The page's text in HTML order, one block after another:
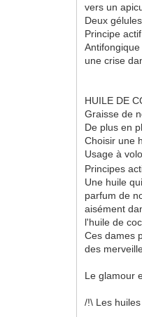
vers un
Deux
Principe
une crise
HUILE DE
Graisse de
De plus en
Choisir une
Usage à
Principes
Une huile
parfum de
aisément
l'huile de
Ces dames
des
Le glamour
/!\ Les